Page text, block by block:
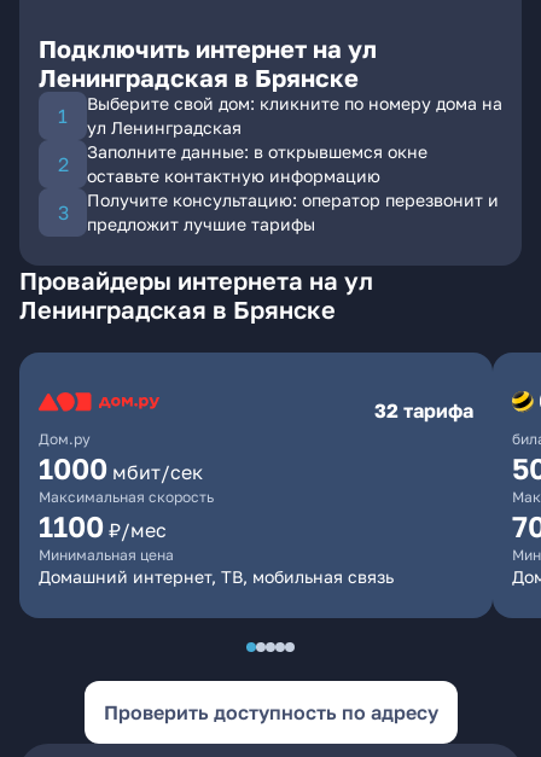
Подключить интернет на ул
Ленинградская в Брянске
Выберите свой дом: кликните по номеру дома на
ул Ленинградская
Заполните данные: в открывшемся окне
оставьте контактную информацию
Получите консультацию: оператор перезвонит и
предложит лучшие тарифы
Провайдеры интернета на ул
Ленинградская в Брянске
Дом.ру
32 тарифа
1000 мбит/сек
Максимальная скорость
1100 ₽/мес
Минимальная цена
Домашний интернет, ТВ, мобильная связь
Проверить доступность по адресу